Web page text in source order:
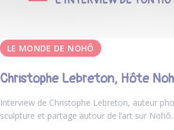
LE MONDE DE NOHÔ
Christophe Lebreton, Hôte
Interview de Christophe Lebreton, auteur
sculpture et partage autour de l’art sur Nohô.